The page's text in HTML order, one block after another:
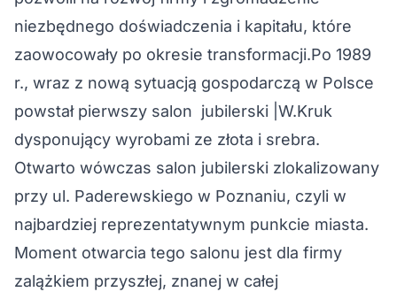
niezbędnego doświadczenia i kapitału, które
zaowocowały po okresie transformacji.Po 1989
r., wraz z nową sytuacją gospodarczą w Polsce
powstał pierwszy salon jubilerski |W.Kruk
dysponujący wyrobami ze złota i srebra.
Otwarto wówczas salon jubilerski zlokalizowany
przy ul. Paderewskiego w Poznaniu, czyli w
najbardziej reprezentatywnym punkcie miasta.
Moment otwarcia tego salonu jest dla firmy
zalążkiem przyszłej, znanej w całej